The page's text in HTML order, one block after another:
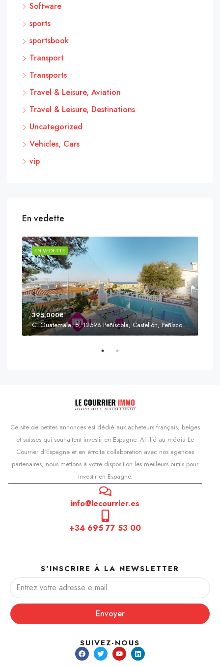
Software
sports
sportsbook
Transport
Transports
Travel & Leisure, Aviation
Travel & Leisure, Destinations
Uncategorized
Vehicles, Cars
vip
En vedette
EN VEDETTE
395,000€
C. Guatemala, 6, 12598 Peñíscola, Castellón, Peñíscola, Communauté valencienne
Ce site de petites annonces est dédié aux acheteurs français, belges
et suisses qui souhaitent investir en Espagne. Affilié au média Le
Courrier d'Espagne et en étroite collaboration avec nos agences
partenaires, nous mettons à votre disposition les meilleurs outils pour
investir en Espagne.
info@lecourrier.es
+34 695 77 53 00
S'INSCRIRE À LA NEWSLETTER
Envoyer
SUIVEZ-NOUS